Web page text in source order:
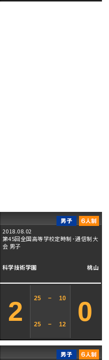
2018.08.02
第45回全国高等学校定時制･通信制大
会 男子
科学技術学園 桃山
2 25 − 10
25 − 12 0